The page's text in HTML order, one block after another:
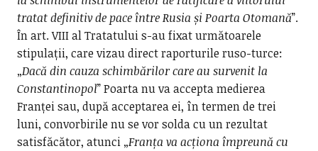
tratat definitiv de pace între Rusia și Poarta Otomană”.
În art. VIII al Tratatului s-au fixat următoarele
stipulații, care vizau direct raporturile ruso-turce:
„Dacă din cauza schimbărilor care au survenit la
Constantinopol” Poarta nu va accepta medierea
Franței sau, după acceptarea ei, în termen de trei
luni, convorbirile nu se vor solda cu un rezultat
satisfăcător, atunci „Franța va acționa împreună cu